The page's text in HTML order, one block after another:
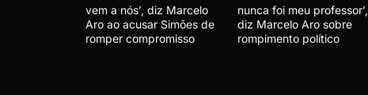
vem a nós’, diz Marcelo
Aro ao acusar Simões de
romper compromisso
nunca foi meu professor’,
diz Marcelo Aro sobre
rompimento político